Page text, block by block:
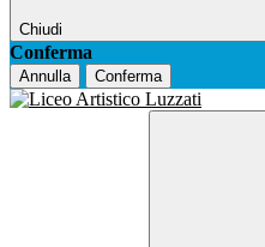
Chiudi
Conferma
Annulla Conferma